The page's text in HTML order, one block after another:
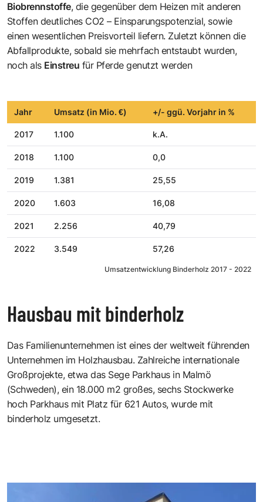
Biobrennstoffe, die gegenüber dem Heizen mit anderen
Stoffen deutliches CO2 – Einsparungspotenzial, sowie
einen wesentlichen Preisvorteil liefern. Zuletzt können die
Abfallprodukte, sobald sie mehrfach entstaubt wurden,
noch als Einstreu für Pferde genutzt werden
Jahr Umsatz (in Mio. €) +/- ggü. Vorjahr in %
2017 1.100 k.A.
2018 1.100 0,0
2019 1.381 25,55
2020 1.603 16,08
2021 2.256 40,79
2022 3.549 57,26
Umsatzentwicklung Binderholz 2017 - 2022
Hausbau mit binderholz
Das Familienunternehmen ist eines der weltweit führenden
Unternehmen im Holzhausbau. Zahlreiche internationale
Großprojekte, etwa das Sege Parkhaus in Malmö
(Schweden), ein 18.000 m2 großes, sechs Stockwerke
hoch Parkhaus mit Platz für 621 Autos, wurde mit
binderholz umgesetzt.